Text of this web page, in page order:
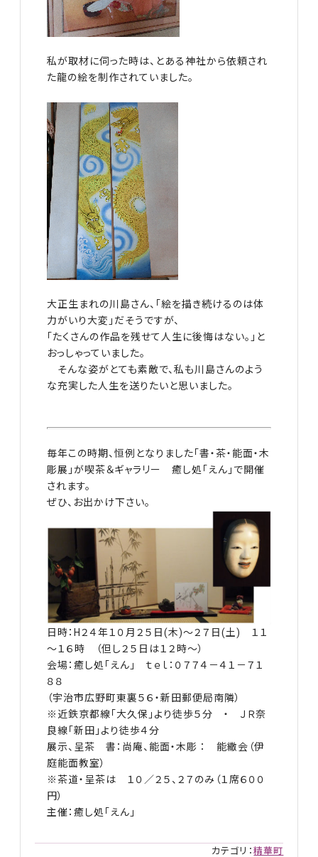
私が取材に伺った時は、とある神社から依頼され
た龍の絵を制作されていました。
大正生まれの川島さん、「絵を描き続けるのは体
力がいり大変」だそうですが、
「たくさんの作品を残せて人生に後悔はない。」と
おっしゃっていました。
そんな姿がとても素敵で、私も川島さんのよう
な充実した人生を送りたいと思いました。
毎年この時期、恒例となりました「書・茶・能面・木
彫展」が喫茶＆ギャラリー 癒し処「えん」で開催
されます。
ぜひ、お出かけ下さい。
日時：H２４年１０月２５日(木)～２７日(土) １１
～１６時 （但し２５日は１２時～）
会場：癒し処「えん」 ｔｅｌ：０７７４－４１－７１
８８
（宇治市広野町東裏５６・新田郵便局南隣）
※近鉄京都線「大久保」より徒歩５分 ・ ＪＲ奈
良線「新田」より徒歩４分
展示、呈茶 書：尚庵、能面・木彫 ： 能繖会（伊
庭能面教室）
※茶道・呈茶は １０／２５、２７のみ（１席６００
円）
主催：癒し処「えん」
カテゴリ：精華町